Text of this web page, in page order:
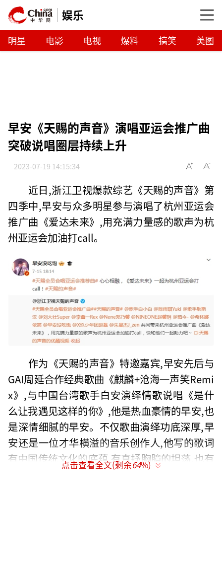
娱乐
明星 电影 电视 爆料 搞笑 美图
早安《天赐的声音》演唱亚运会推广曲
突破说唱圈层持续上升
2023-07-19 14:15:34
近日,浙江卫视爆款综艺《天赐的声音》第
四季中,早安与众多明星参与演唱了杭州亚运会
推广曲《爱达未来》,用充满力量感的歌声为杭
州亚运会加油打call。
作为《天赐的声音》特邀嘉宾,早安先后与
GAI周延合作经典歌曲《麒麟+沧海一声笑Remi
x》,与中国台湾歌手白安演绎情歌说唱《是什
么让我遇见这样的你》,他是热血豪情的早安,也
是深情细腻的早安。不仅歌曲演绎功底深厚,早
安还是一位才华横溢的音乐创作人,他写的歌词
有中国传统文化的底蕴,有直抒胸臆的坦荡,也有
发自内心的情感流露,诗意说唱故事感十足。
点击查看全文(剩余64%)